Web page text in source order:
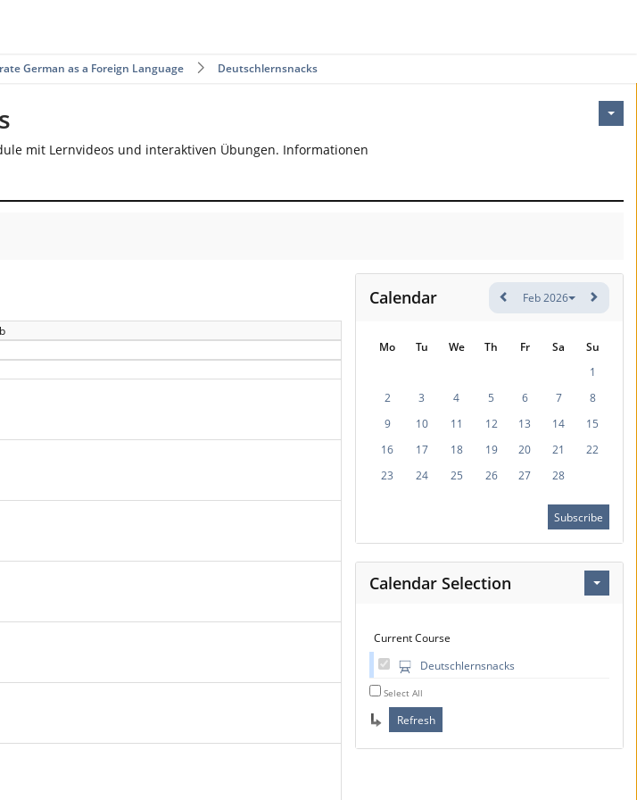
German as a Foreign Language Deutschlernsnacks
mit Lernvideos und interaktiven Übungen. Informationen
Calendar Feb 2026
Mo Tu We Th Fr Sa
Su
1
2
3 4 5 6 7
8
9
10 11 12 13 14
15
16
17 18 19 20 21
22
23
24 25 26 27 28
Subscribe
Calendar Selection
Current Course
Deutschlernsnacks
Select All